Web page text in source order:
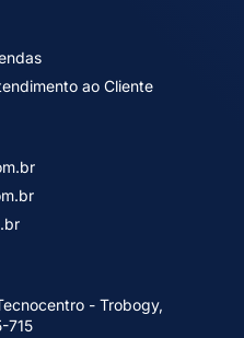
ao Cliente
- Trobogy,
715